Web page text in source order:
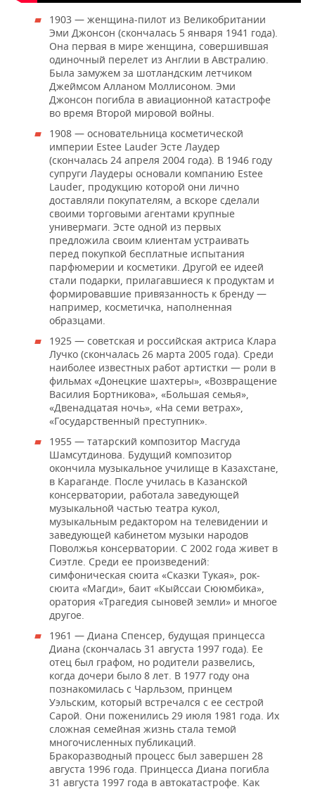
1903 — женщина-пилот из Великобритании
Эми Джонсон (скончалась 5 января 1941 года).
Она первая в мире женщина, совершившая
одиночный перелет из Англии в Австралию.
Была замужем за шотландским летчиком
Джеймсом Алланом Моллисоном. Эми
Джонсон погибла в авиационной катастрофе
во время Второй мировой войны.
1908 — основательница косметической
империи Estee Lauder Эсте Лаудер
(скончалась 24 апреля 2004 года). В 1946 году
супруги Лаудеры основали компанию Estee
Lauder, продукцию которой они лично
доставляли покупателям, а вскоре сделали
своими торговыми агентами крупные
универмаги. Эсте одной из первых
предложила своим клиентам устраивать
перед покупкой бесплатные испытания
парфюмерии и косметики. Другой ее идеей
стали подарки, прилагавшиеся к продуктам и
формировавшие привязанность к бренду —
например, косметичка, наполненная
образцами.
1925 — советская и российская актриса Клара
Лучко (скончалась 26 марта 2005 года). Среди
наиболее известных работ артистки — роли в
фильмах «Донецкие шахтеры», «Возвращение
Василия Бортникова», «Большая семья»,
«Двенадцатая ночь», «На семи ветрах»,
«Государственный преступник».
1955 — татарский композитор Масгуда
Шамсутдинова. Будущий композитор
окончила музыкальное училище в Казахстане,
в Караганде. После училась в Казанской
консерватории, работала заведующей
музыкальной частью театра кукол,
музыкальным редактором на телевидении и
заведующей кабинетом музыки народов
Поволжья консерватории. С 2002 года живет в
Сиэтле. Среди ее произведений:
симфоническая сюита «Сказки Тукая», рок-
сюита «Магди», баит «Кыйссаи Сююмбика»,
оратория «Трагедия сыновей земли» и многое
другое.
1961 — Диана Спенсер, будущая принцесса
Диана (скончалась 31 августа 1997 года). Ее
отец был графом, но родители развелись,
когда дочери было 8 лет. В 1977 году она
познакомилась с Чарльзом, принцем
Уэльским, который встречался с ее сестрой
Сарой. Они поженились 29 июля 1981 года. Их
сложная семейная жизнь стала темой
многочисленных публикаций.
Бракоразводный процесс был завершен 28
августа 1996 года. Принцесса Диана погибла
31 августа 1997 года в автокатастрофе. Как